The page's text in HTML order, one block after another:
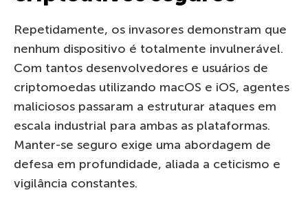
Repetidamente, os invasores demonstram que
nenhum dispositivo é totalmente invulnerável.
Com tantos desenvolvedores e usuários de
criptomoedas utilizando macOS e iOS, agentes
maliciosos passaram a estruturar ataques em
escala industrial para ambas as plataformas.
Manter-se seguro exige uma abordagem de
defesa em profundidade, aliada a ceticismo e
vigilância constantes.